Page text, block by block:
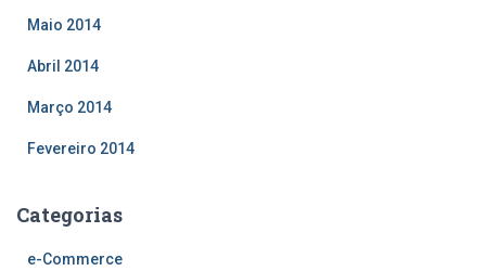
Maio 2014
Abril 2014
Março 2014
Fevereiro 2014
Categorias
e-Commerce